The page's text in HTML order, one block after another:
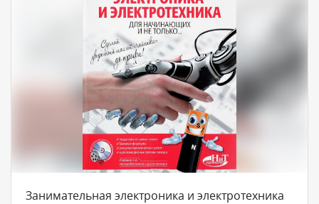
Занимательная электроника и электротехника